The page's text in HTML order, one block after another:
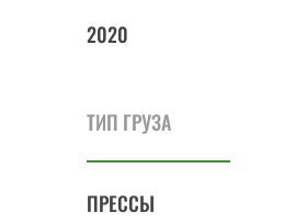
2020
ТИП ГРУЗА
ПРЕССЫ